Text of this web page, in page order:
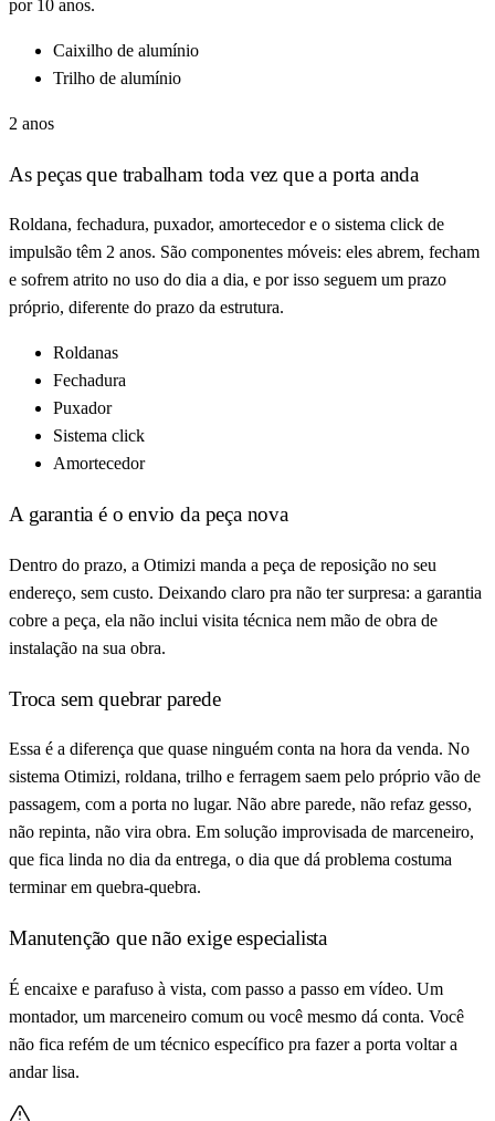
por 10 anos.
Caixilho de alumínio
Trilho de alumínio
2 anos
As peças que trabalham toda vez que a porta anda
Roldana, fechadura, puxador, amortecedor e o sistema click de
impulsão têm 2 anos. São componentes móveis: eles abrem, fecham
e sofrem atrito no uso do dia a dia, e por isso seguem um prazo
próprio, diferente do prazo da estrutura.
Roldanas
Fechadura
Puxador
Sistema click
Amortecedor
A garantia é o envio da peça nova
Dentro do prazo, a Otimizi manda a peça de reposição no seu
endereço, sem custo. Deixando claro pra não ter surpresa: a garantia
cobre a peça, ela não inclui visita técnica nem mão de obra de
instalação na sua obra.
Troca sem quebrar parede
Essa é a diferença que quase ninguém conta na hora da venda. No
sistema Otimizi, roldana, trilho e ferragem saem pelo próprio vão de
passagem, com a porta no lugar. Não abre parede, não refaz gesso,
não repinta, não vira obra. Em solução improvisada de marceneiro,
que fica linda no dia da entrega, o dia que dá problema costuma
terminar em quebra-quebra.
Manutenção que não exige especialista
É encaixe e parafuso à vista, com passo a passo em vídeo. Um
montador, um marceneiro comum ou você mesmo dá conta. Você
não fica refém de um técnico específico pra fazer a porta voltar a
andar lisa.